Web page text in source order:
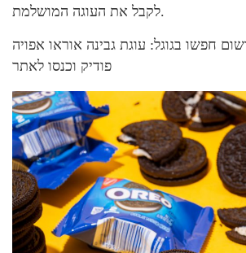
לקבל את העוגה המושלמת.
חפשו בגוגל: עוגת גבינה אוראו אפויה
פודיק וכנסו לאתר